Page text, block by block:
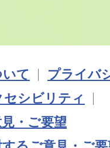
て
プライバ
シビリティ
・ご要望